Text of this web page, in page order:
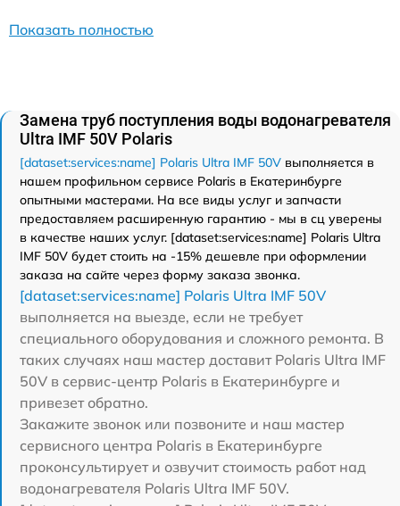
Показать полностью
Замена труб поступления воды водонагревателя
Ultra IMF 50V Polaris
[dataset:services:name] Polaris Ultra IMF 50V выполняется в
нашем профильном сервисе Polaris в Екатеринбурге
опытными мастерами. На все виды услуг и запчасти
предоставляем расширенную гарантию - мы в сц уверены
в качестве наших услуг. [dataset:services:name] Polaris Ultra
IMF 50V будет стоить на -15% дешевле при оформлении
заказа на сайте через форму заказа звонка.
[dataset:services:name] Polaris Ultra IMF 50V
выполняется на выезде, если не требует
специального оборудования и сложного ремонта. В
таких случаях наш мастер доставит Polaris Ultra IMF
50V в сервис-центр Polaris в Екатеринбурге и
привезет обратно.
Закажите звонок или позвоните и наш мастер
сервисного центра Polaris в Екатеринбурге
проконсультирует и озвучит стоимость работ над
водонагревателя Polaris Ultra IMF 50V.